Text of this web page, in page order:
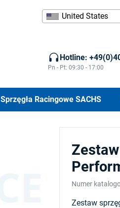
United States
Hotline:
Pn - Pt: 09:30 - 17:00
Sprzęgła Racingowe SACHS
Numer
Zestaw